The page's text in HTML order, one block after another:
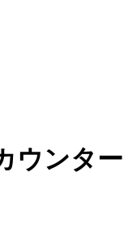
ウンター